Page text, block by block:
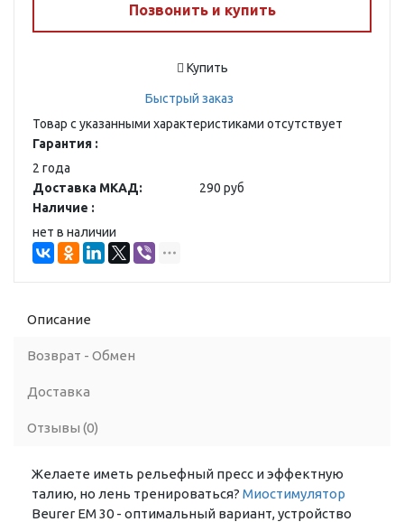
Позвонить и купить
Купить
Быстрый заказ
Товар с указанными характеристиками отсутствует
Гарантия :
2 года
Доставка МКАД:
290 руб
Наличие :
нет в наличии
Описание
Возврат - Обмен
Доставка
Отзывы (0)
Желаете иметь рельефный пресс и эффектную
талию, но лень тренироваться? Миостимулятор
Beurer EM 30 - оптимальный вариант, устройство